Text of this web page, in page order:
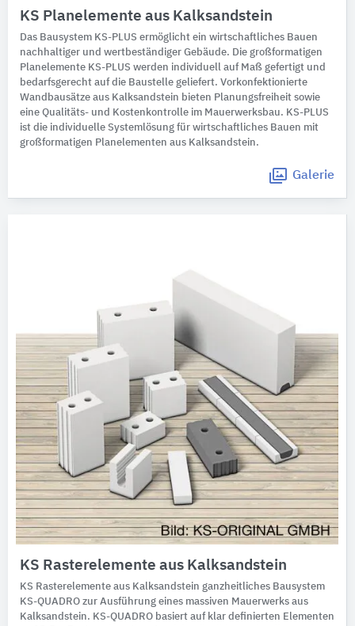
KS Planelemente aus Kalksandstein
Das Bausystem KS-PLUS ermöglicht ein wirtschaftliches Bauen
nachhaltiger und wertbeständiger Gebäude. Die großformatigen
Planelemente KS-PLUS werden individuell auf Maß gefertigt und
bedarfsgerecht auf die Baustelle geliefert. Vorkonfektionierte
Wandbausätze aus Kalksandstein bieten Planungsfreiheit sowie
eine Qualitäts- und Kostenkontrolle im Mauerwerksbau. KS-PLUS
ist die individuelle Systemlösung für wirtschaftliches Bauen mit
großformatigen Planelementen aus Kalksandstein.
Galerie
KS Rasterelemente aus Kalksandstein
KS Rasterelemente aus Kalksandstein ganzheitliches Bausystem
KS-QUADRO zur Ausführung eines massiven Mauerwerks aus
Kalksandstein. KS-QUADRO basiert auf klar definierten Elementen